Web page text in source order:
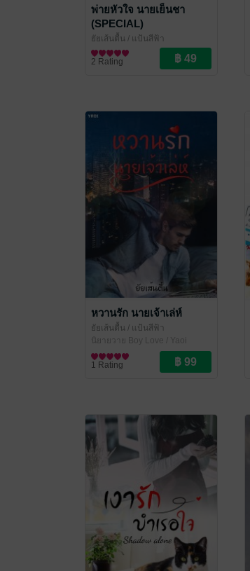
พ่ายหัวใจ นายเย็นชา
(SPECIAL)
ยัยเส้นตื้น / แป้นสีฟ้า
นิยายวาย Boy Love / Yaoi
2 Rating
หวานรัก นายเจ้าเล่ห์
ยัยเส้นตื้น / แป้นสีฟ้า
นิยายวาย Boy Love / Yaoi
1 Rating